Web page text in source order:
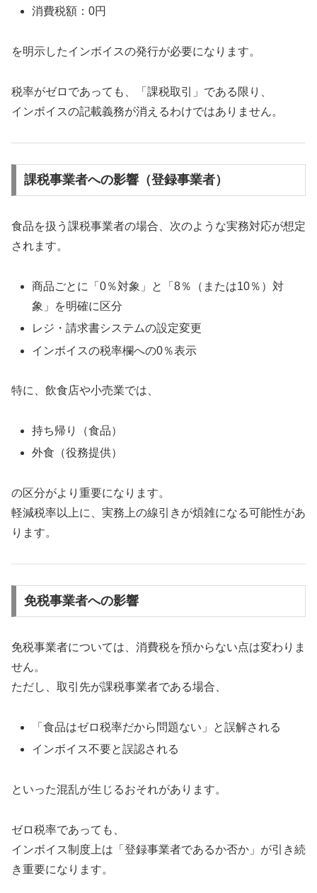
消費税額：0円
を明示したインボイスの発行が必要になります。
税率がゼロであっても、「課税取引」である限り、
インボイスの記載義務が消えるわけではありません。
課税事業者への影響（登録事業者）
食品を扱う課税事業者の場合、次のような実務対応が想定
されます。
商品ごとに「0％対象」と「8％（または10％）対
象」を明確に区分
レジ・請求書システムの設定変更
インボイスの税率欄への0％表示
特に、飲食店や小売業では、
持ち帰り（食品）
外食（役務提供）
の区分がより重要になります。
軽減税率以上に、実務上の線引きが煩雑になる可能性があ
ります。
免税事業者への影響
免税事業者については、消費税を預からない点は変わりま
せん。
ただし、取引先が課税事業者である場合、
「食品はゼロ税率だから問題ない」と誤解される
インボイス不要と誤認される
といった混乱が生じるおそれがあります。
ゼロ税率であっても、
インボイス制度上は「登録事業者であるか否か」が引き続
き重要になります。